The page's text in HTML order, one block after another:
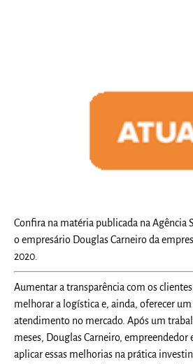
Confira na matéria publicada na Agência
o empresário Douglas Carneiro da
2020.
Aumentar a transparência com os
melhorar a logística e, ainda, oferecer
atendimento no mercado. Após um
meses, Douglas Carneiro, empreendedor
aplicar essas melhorias na prática